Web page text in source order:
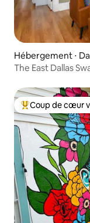
Hébergement ⋅
The East Dallas
Coups de cœur
Coup de cœur